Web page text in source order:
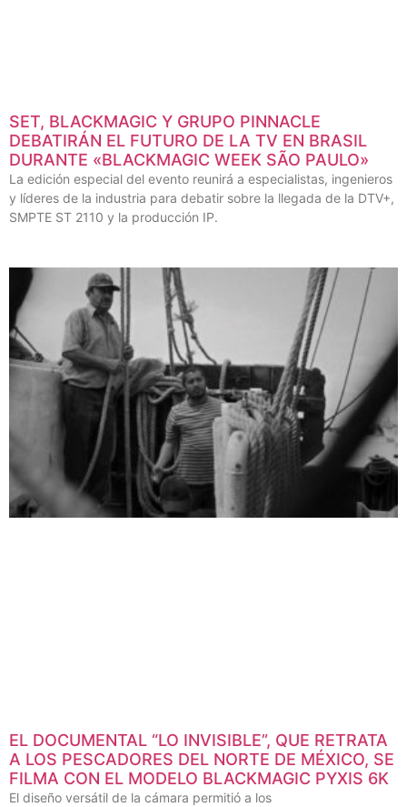
SET, BLACKMAGIC Y GRUPO PINNACLE
DEBATIRÁN EL FUTURO DE LA TV EN BRASIL
DURANTE «BLACKMAGIC WEEK SÃO PAULO»
La edición especial del evento reunirá a especialistas, ingenieros
y líderes de la industria para debatir sobre la llegada de la DTV+,
SMPTE ST 2110 y la producción IP.
EL DOCUMENTAL “LO INVISIBLE”, QUE RETRATA
A LOS PESCADORES DEL NORTE DE MÉXICO, SE
FILMA CON EL MODELO BLACKMAGIC PYXIS 6K
El diseño versátil de la cámara permitió a los